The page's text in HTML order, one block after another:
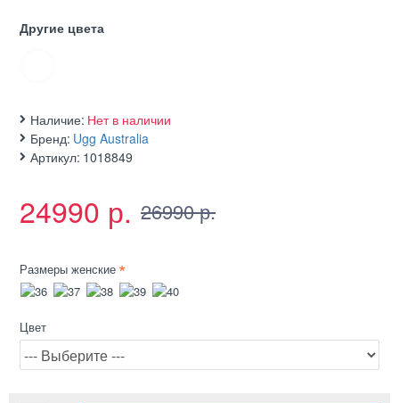
Другие цвета
Наличие: Нет в наличии
Бренд: Ugg Australia
Артикул: 1018849
24990 р. 26990 р.
Размеры женские
Цвет